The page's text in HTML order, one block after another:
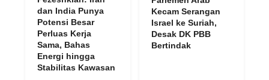
dan India Punya
Potensi Besar
Perluas Kerja
Sama, Bahas
Energi hingga
Stabilitas Kawasan
Kecam Serangan
Israel ke Suriah,
Desak DK PBB
Bertindak